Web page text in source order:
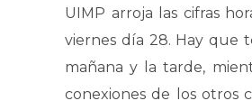
UIMP arroja las cifras
viernes día 28. Hay que
mañana y la tarde,
conexiones de los otros